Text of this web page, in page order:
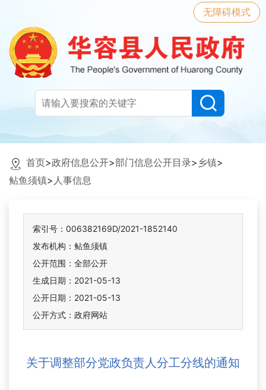
无障碍模式
首页>政府信息公开>部门信息公开目录> 乡镇>
鲇鱼须镇> 人事信息
索引号：006382169D/2021-1852140
发布机构：鲇鱼须镇
公开范围：全部公开
生成日期：2021-05-13
公开日期：2021-05-13
公开方式：政府网站
关于调整部分党政负责人分工分线的通知